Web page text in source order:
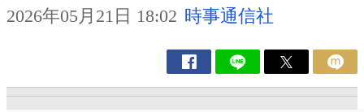
2026年05月21日 18:02 時事通信社